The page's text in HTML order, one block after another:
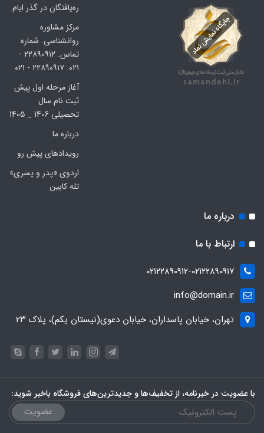
ره‌یافتگان در گذر ایام
مرکز مشاوره
روانشناسی. شماره
تماس. ۲۲۸۹۰۹۱۲ -
۰۲۱. ۲۲۸۹۰۹۱۷ - ۰۲۱
آغاز مرحله اول پیش
ثبت نام سال
تحصیلی 1406 _ 1405
درباره ما
رویدادهای پیش رو
اردوی «پدر و پسری»
تله کابین
درباره ما
ارتباط با ما
۰۲۱۲۲۸۹۰۹۱۲-۰۲۱۲۲۸۹۰۹۱۷
info@domain.ir
تهران، خیابان پاسداران، خیابان دعوی(نیستان یکم)، پلاک ۲۳
با عضویت در خبرنامه، از تخفیف‌ها و جدیدترین‌های فروشگاه باخبر شوید:
عضویت